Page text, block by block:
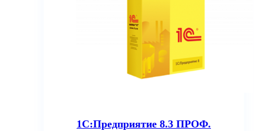
1С:Предприятие 8.3 ПРОФ.